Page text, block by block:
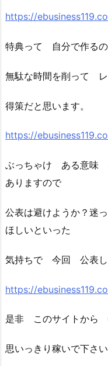
https://
特典って 自分で作るの
無駄な時間を削って
得策だと思います。
https://
ぶっちゃけ ある意味
ありますので
公表は避けようか？
ほしいといった
気持ちで 今回 公表し
https://
是非 このサイトから
思いっきり稼いで下さい